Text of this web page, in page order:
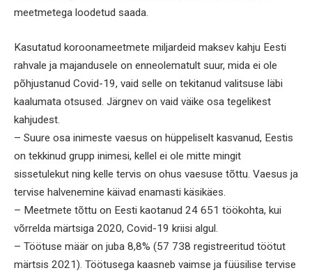
meetmetega loodetud saada.
Kasutatud koroonameetmete miljardeid maksev kahju Eesti
rahvale ja majandusele on enneolematult suur, mida ei ole
põhjustanud Covid-19, vaid selle on tekitanud valitsuse läbi
kaalumata otsused. Järgnev on vaid väike osa tegelikest
kahjudest.
– Suure osa inimeste vaesus on hüppeliselt kasvanud, Eestis
on tekkinud grupp inimesi, kellel ei ole mitte mingit
sissetulekut ning kelle tervis on ohus vaesuse tõttu. Vaesus ja
tervise halvenemine käivad enamasti käsikäes.
– Meetmete tõttu on Eesti kaotanud 24 651 töökohta, kui
võrrelda märtsiga 2020, Covid-19 kriisi algul.
– Töötuse määr on juba 8,8% (57 738 registreeritud töötut
märtsis 2021). Töötusega kaasneb vaimse ja füüsilise tervise